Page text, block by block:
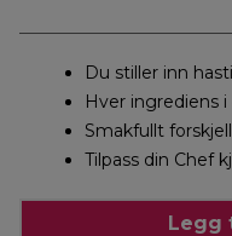
Du stiller inn
Hver ingrediens
Smakfullt
Tilpass din Chef
Legg